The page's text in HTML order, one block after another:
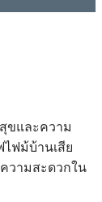
ขและความ
ไฟม้บ้านเสีย
วามสะดวกใน